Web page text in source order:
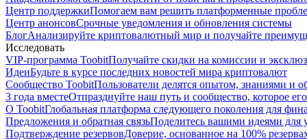
Центр поддержкиПомогаем вам решить платформенные
Центр анонсовСрочные уведомления и обновления системы
БлогАнализируйте криптовалютный мир и получайте
Исследовать
VIP-программа ToobitПолучайте скидки на комиссии и
ИдеиБудьте в курсе последних новостей мира криптовалют
Сообщество ToobitПользователи делятся опытом, знаниями и
3 года вместеОтпразднуйте наш путь и сообщество, которое
О ToobitГлобальная платформа следующего поколения для
Предложения и обратная связьПоделитесь вашими идеями для
Подтверждение резервовДоверие, основанное на 100%